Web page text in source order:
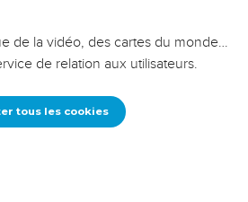
erreurs
famille,
de la vidéo, des cartes du monde…
de relation aux utilisateurs.
tous les cookies